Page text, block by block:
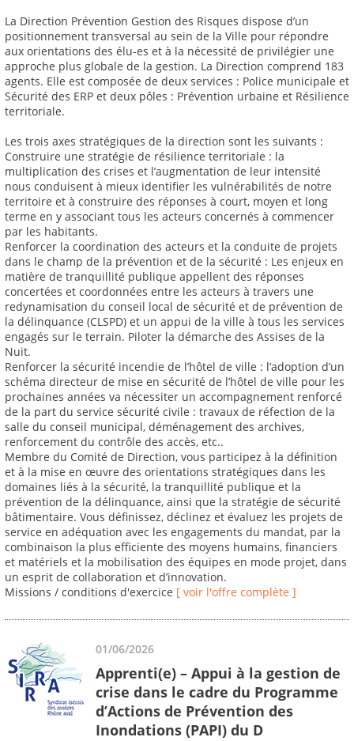
La Direction Prévention Gestion des Risques dispose d’un
positionnement transversal au sein de la Ville pour répondre
aux orientations des élu-es et à la nécessité de privilégier une
approche plus globale de la gestion. La Direction comprend 183
agents. Elle est composée de deux services : Police municipale et
Sécurité des ERP et deux pôles : Prévention urbaine et Résilience
territoriale.
Les trois axes stratégiques de la direction sont les suivants :
Construire une stratégie de résilience territoriale : la
multiplication des crises et l’augmentation de leur intensité
nous conduisent à mieux identifier les vulnérabilités de notre
territoire et à construire des réponses à court, moyen et long
terme en y associant tous les acteurs concernés à commencer
par les habitants.
Renforcer la coordination des acteurs et la conduite de projets
dans le champ de la prévention et de la sécurité : Les enjeux en
matière de tranquillité publique appellent des réponses
concertées et coordonnées entre les acteurs à travers une
redynamisation du conseil local de sécurité et de prévention de
la délinquance (CLSPD) et un appui de la ville à tous les services
engagés sur le terrain. Piloter la démarche des Assises de la
Nuit.
Renforcer la sécurité incendie de l’hôtel de ville : l’adoption d’un
schéma directeur de mise en sécurité de l’hôtel de ville pour les
prochaines années va nécessiter un accompagnement renforcé
de la part du service sécurité civile : travaux de réfection de la
salle du conseil municipal, déménagement des archives,
renforcement du contrôle des accès, etc..
Membre du Comité de Direction, vous participez à la définition
et à la mise en œuvre des orientations stratégiques dans les
domaines liés à la sécurité, la tranquillité publique et la
prévention de la délinquance, ainsi que la stratégie de sécurité
bâtimentaire. Vous définissez, déclinez et évaluez les projets de
service en adéquation avec les engagements du mandat, par la
combinaison la plus efficiente des moyens humains, financiers
et matériels et la mobilisation des équipes en mode projet, dans
un esprit de collaboration et d’innovation.
Missions / conditions d'exercice [ voir l'offre complète ]
01/06/2026
Apprenti(e) – Appui à la gestion de
crise dans le cadre du Programme
d’Actions de Prévention des
Inondations (PAPI) du D